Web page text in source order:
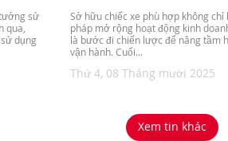
sử
qua,
dụng
Sở hữu chiếc xe phù hợp không chỉ
pháp mở rộng hoạt động kinh
là bước đi chiến lược để nâng tầm
vận hành. Cuối...
Thứ 4, 08 Tháng mười 2025
Xem tin khác